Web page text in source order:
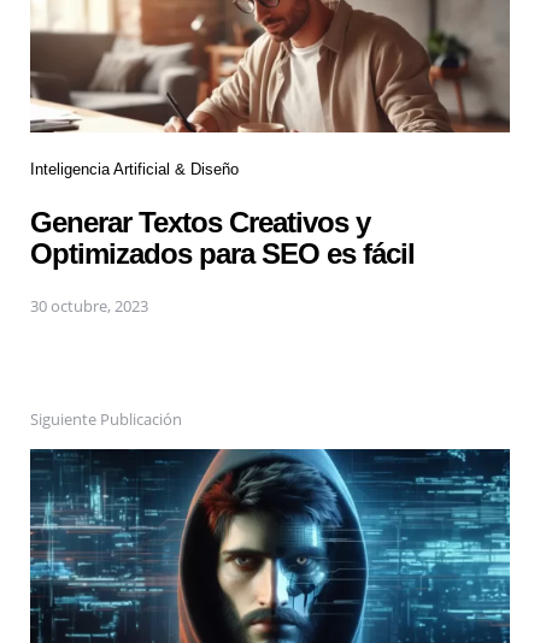
Inteligencia Artificial & Diseño
Generar Textos Creativos y
Optimizados para SEO es fácil
30 octubre, 2023
Siguiente Publicación